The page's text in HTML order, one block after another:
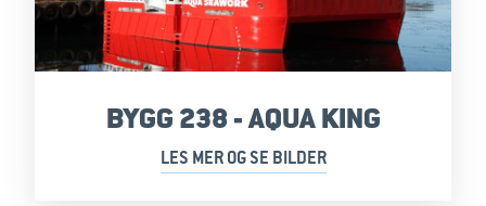
BYGG 238 - AQUA KING
LES MER OG SE BILDER